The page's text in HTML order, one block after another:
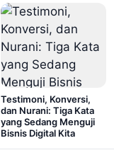
Testimoni, Konversi,
dan Nurani: Tiga Kata
yang Sedang Menguji
Bisnis Digital Kita